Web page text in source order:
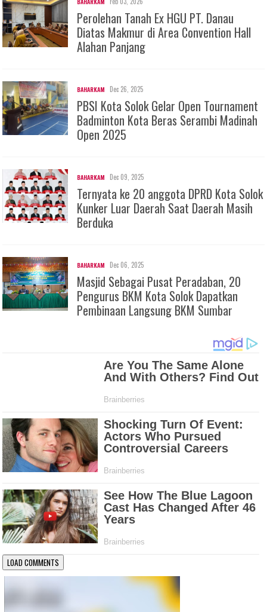
Perolehan Tanah Ex HGU PT. Danau
Diatas Makmur di Area Convention Hall
Alahan Panjang
BAHARKAM Dec 26, 2025
PBSI Kota Solok Gelar Open Tournament
Badminton Kota Beras Serambi Madinah
Open 2025
BAHARKAM Dec 09, 2025
Ternyata ke 20 anggota DPRD Kota Solok
Kunker Luar Daerah Saat Daerah Masih
Berduka
BAHARKAM Dec 06, 2025
Masjid Sebagai Pusat Peradaban, 20
Pengurus BKM Kota Solok Dapatkan
Pembinaan Langsung BKM Sumbar
LOAD COMMENTS